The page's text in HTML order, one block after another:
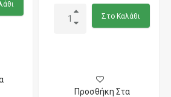
Στο Καλάθι
Προσθήκη Στα